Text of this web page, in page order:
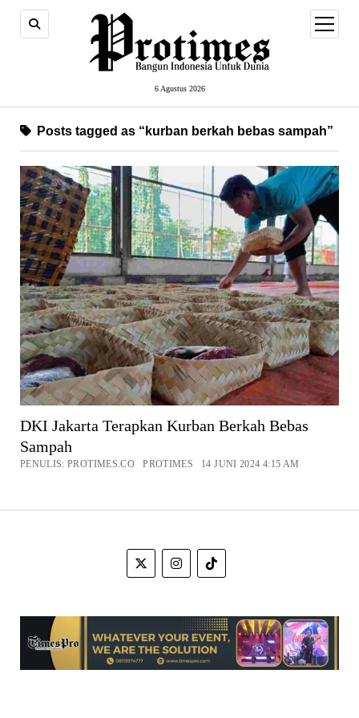
6 Agustus 2026
open
menu
Posts tagged as “kurban berkah bebas sampah”
DKI Jakarta Terapkan Kurban Berkah Bebas
Sampah
PENULIS: PROTIMES.CO PROTIMES 14 JUNI 2024 4:15 AM